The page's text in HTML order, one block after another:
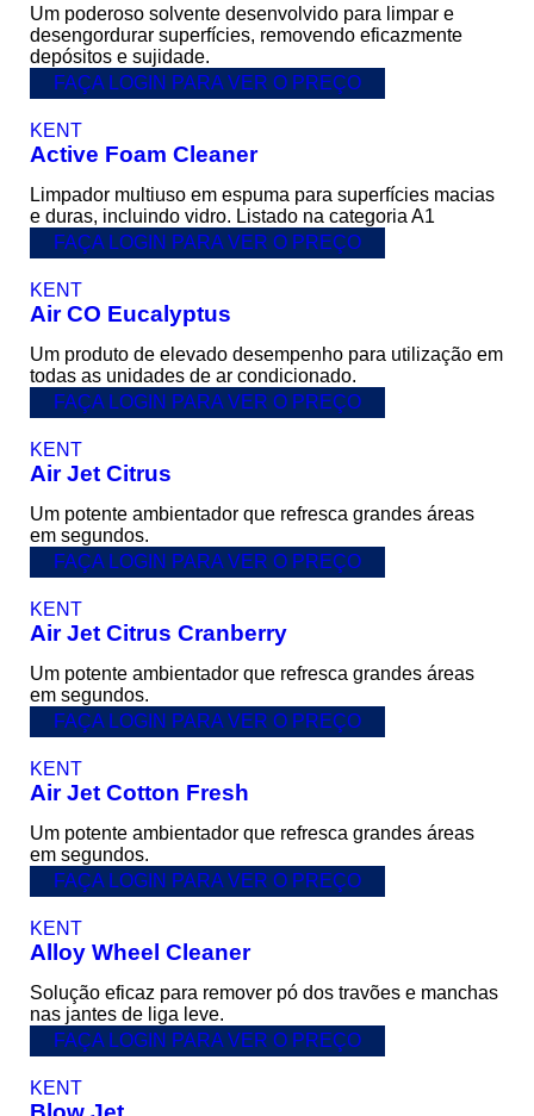
Um poderoso solvente desenvolvido para limpar e
desengordurar superfícies, removendo eficazmente
depósitos e sujidade.
FAÇA LOGIN PARA VER O PREÇO
KENT
Active Foam Cleaner
Limpador multiuso em espuma para superfícies macias
e duras, incluindo vidro. Listado na categoria A1
FAÇA LOGIN PARA VER O PREÇO
KENT
Air CO Eucalyptus
Um produto de elevado desempenho para utilização em
todas as unidades de ar condicionado.
FAÇA LOGIN PARA VER O PREÇO
KENT
Air Jet Citrus
Um potente ambientador que refresca grandes áreas
em segundos.
FAÇA LOGIN PARA VER O PREÇO
KENT
Air Jet Citrus Cranberry
Um potente ambientador que refresca grandes áreas
em segundos.
FAÇA LOGIN PARA VER O PREÇO
KENT
Air Jet Cotton Fresh
Um potente ambientador que refresca grandes áreas
em segundos.
FAÇA LOGIN PARA VER O PREÇO
KENT
Alloy Wheel Cleaner
Solução eficaz para remover pó dos travões e manchas
nas jantes de liga leve.
FAÇA LOGIN PARA VER O PREÇO
KENT